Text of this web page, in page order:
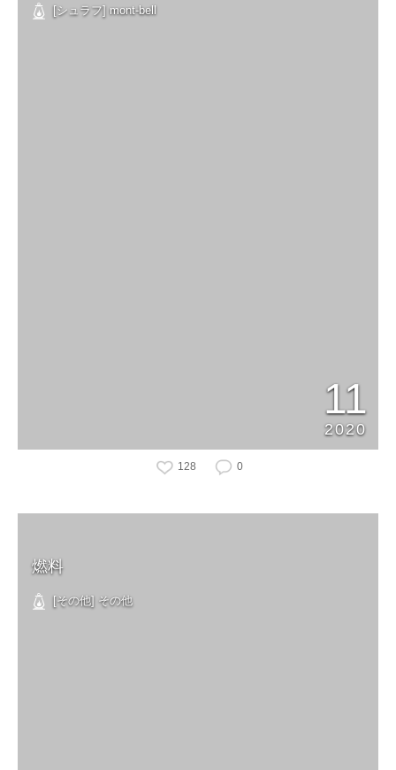
[シュラフ] mont-bell
11
2020
128 0
燃料
[その他] その他